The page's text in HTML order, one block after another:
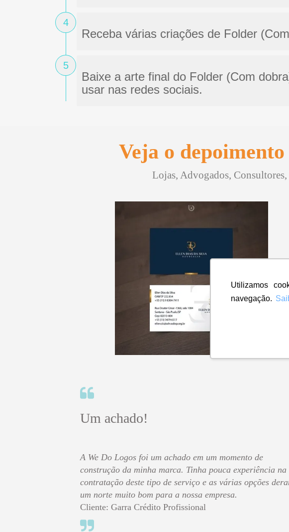
Utilizamos
navegação.
4
Receba várias criações de Folder
5
Baixe a arte final do Folder (Com
usar nas redes sociais.
Veja o depoimento
Lojas, Advogados,
Um achado!
A We Do Logos foi um achado em um momento de
construção da minha marca. Tinha pouca experiência na
contratação deste tipo de serviço e as várias opções
um norte muito bom para a nossa empresa.
Cliente: Garra Crédito Profissional